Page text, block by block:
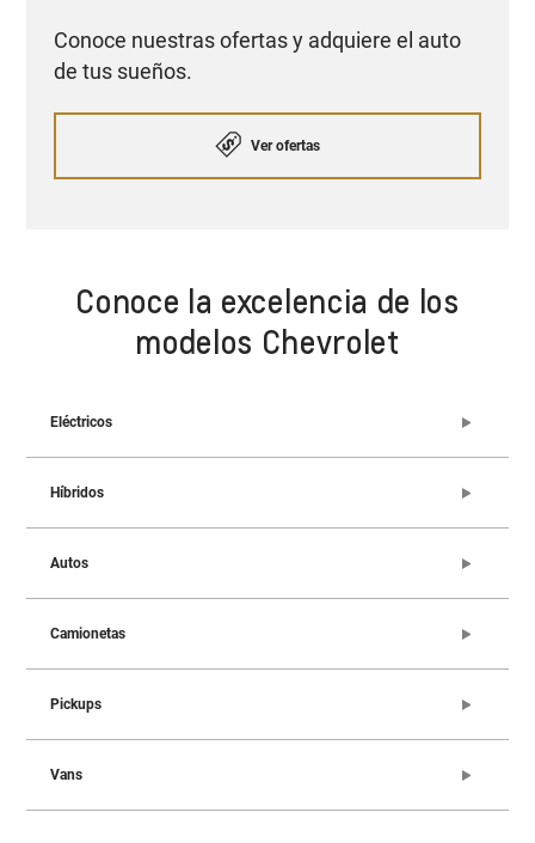
Conoce nuestras ofertas y adquiere el auto
de tus sueños.
Ver ofertas
Conoce la excelencia de los
modelos Chevrolet
Eléctricos
Híbridos
Autos
Camionetas
Pickups
Vans